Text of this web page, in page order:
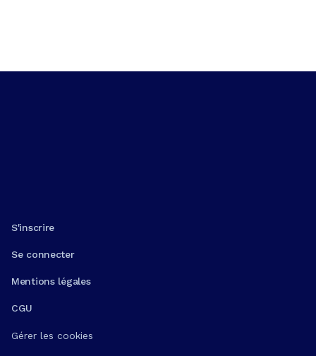
S'inscrire
Se connecter
Mentions légales
CGU
Gérer les cookies